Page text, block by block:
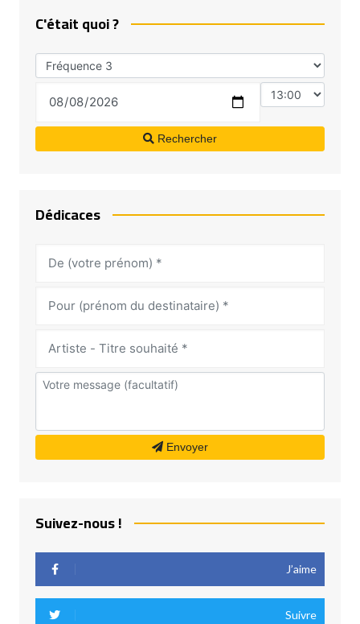
C'était quoi ?
Rechercher
Dédicaces
Envoyer
Suivez-nous !
J’aime
Suivre